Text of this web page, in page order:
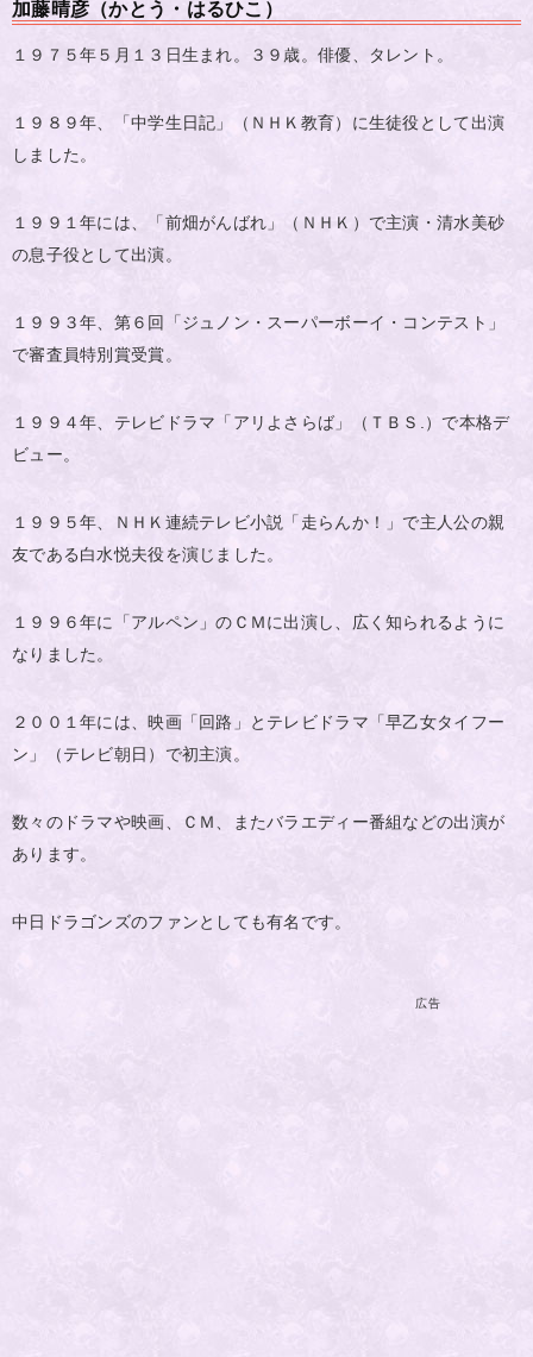
加藤晴彦（かとう・はるひこ）
１９７５年５月１３日生まれ。３９歳。俳優、タレント。
１９８９年、「中学生日記」（ＮＨＫ教育）に生徒役として出演
しました。
１９９１年には、「前畑がんばれ」（ＮＨＫ）で主演・清水美砂
の息子役として出演。
１９９３年、第６回「ジュノン・スーパーボーイ・コンテスト」
で審査員特別賞受賞。
１９９４年、テレビドラマ「アリよさらば」（ＴＢＳ.）で本格デ
ビュー。
１９９５年、ＮＨＫ連続テレビ小説「走らんか！」で主人公の親
友である白水悦夫役を演じました。
１９９６年に「アルペン」のＣＭに出演し、広く知られるように
なりました。
２００１年には、映画「回路」とテレビドラマ「早乙女タイフー
ン」（テレビ朝日）で初主演。
数々のドラマや映画、ＣＭ、またバラエディー番組などの出演が
あります。
中日ドラゴンズのファンとしても有名です。
広告